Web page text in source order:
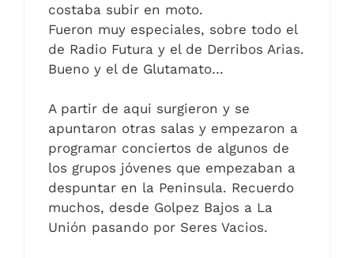
costaba subir en moto.
Fueron muy especiales, sobre todo el
de Radio Futura y el de Derribos Arias.
Bueno y el de Glutamato…
A partir de aqui surgieron y se
apuntaron otras salas y empezaron a
programar conciertos de algunos de
los grupos jóvenes que empezaban a
despuntar en la Peninsula. Recuerdo
muchos, desde Golpez Bajos a La
Unión pasando por Seres Vacios.